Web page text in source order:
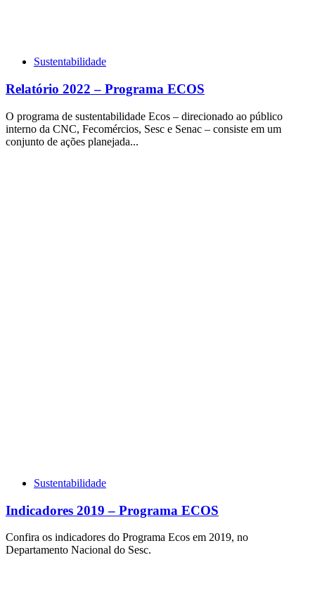
Sustentabilidade
Relatório 2022 – Programa ECOS
O programa de sustentabilidade Ecos – direcionado ao público
interno da CNC, Fecomércios, Sesc e Senac – consiste em um
conjunto de ações planejada...
Sustentabilidade
Indicadores 2019 – Programa ECOS
Confira os indicadores do Programa Ecos em 2019, no
Departamento Nacional do Sesc.